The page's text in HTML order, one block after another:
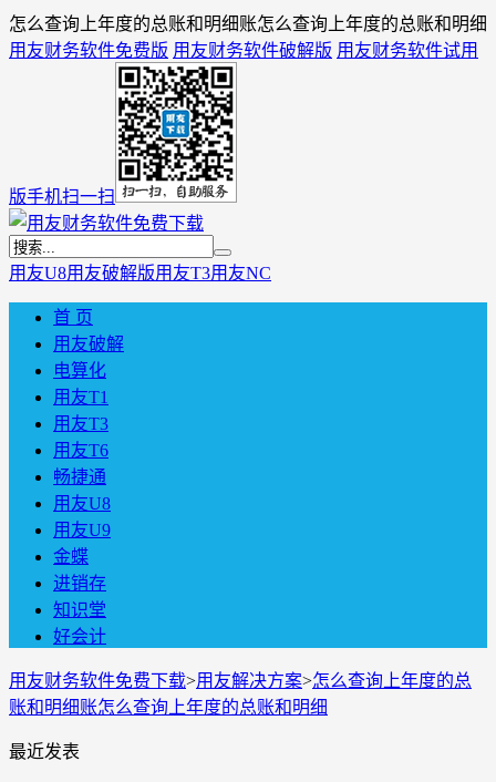
怎么查询上年度的总账和明细账怎么查询上年度的总账和明细
用友财务软件免费版 用友财务软件破解版 用友财务软件试用
版手机扫一扫
用友U8用友破解版用友T3用友NC
首 页
用友破解
电算化
用友T1
用友T3
用友T6
畅捷通
用友U8
用友U9
金蝶
进销存
知识堂
好会计
用友财务软件免费下载>用友解决方案>怎么查询上年度的总
账和明细账怎么查询上年度的总账和明细
最近发表